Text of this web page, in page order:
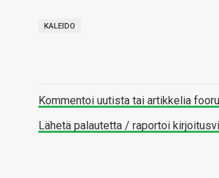
KALEIDO
Kommentoi uutista tai artikkelia
Lähetä palautetta / raportoi